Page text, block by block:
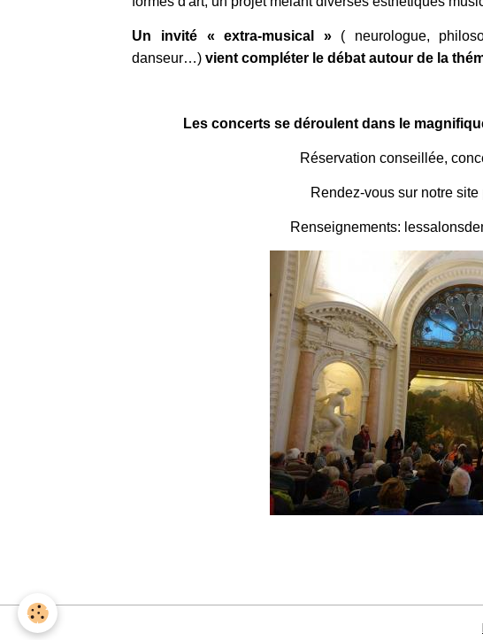
Un invité « extra-musical » ( neurologue,
danseur…)vient compléter le débat autour de la
Les concerts se déroulent dans le
Réservation conseillée,
Rendez-vous sur notre
Renseignements: